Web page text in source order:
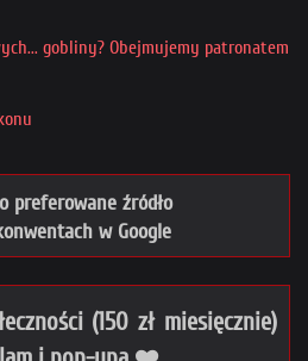
gobliny? Obejmujemy patronatem
preferowane źródło
w Google
(150 zł miesięcznie)